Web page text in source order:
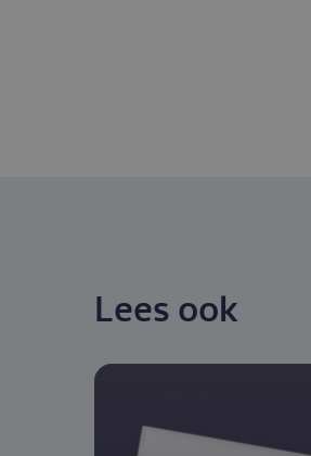
Lees ook